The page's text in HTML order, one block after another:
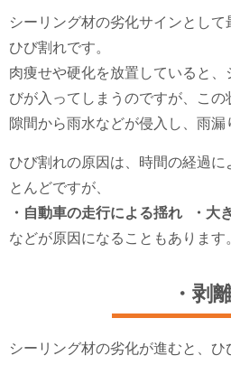
シーリング材の劣化サインとして
ひび割れです。
肉痩せや硬化を放置していると
びが入ってしまうのですが、この
隙間から雨水などが侵入し、雨漏
ひび割れの原因は、時間の経過
とんどですが、
・自動車の走行による揺れ ・大
などが原因になることもあります
・剥
シーリング材の劣化が進むと、